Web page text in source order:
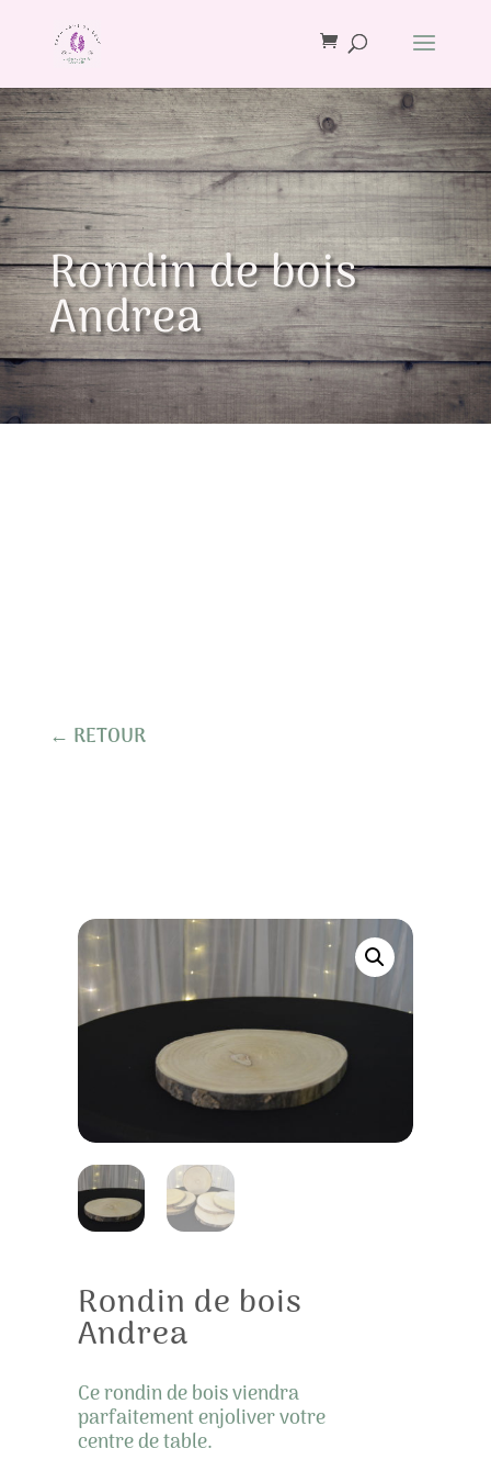
Rondin de bois
Andrea
← RETOUR
Rondin de bois
Andrea
Ce rondin de bois viendra
parfaitement enjoliver votre
centre de table.